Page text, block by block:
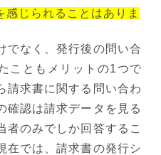
じられることはありま
でなく、発行後の問い合
こともメリットの1つで
請求書に関する問い合わ
確認は請求データを見る
者のみでしか回答するこ
在では、請求書の発行シ